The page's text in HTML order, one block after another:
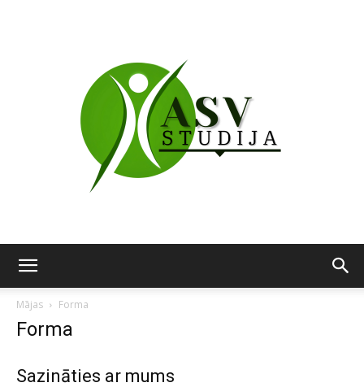
Mājas Forma
Forma
Sazināties ar mums